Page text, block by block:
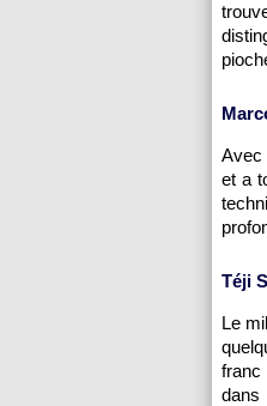
Avec
et a
Téji
Le
franc
dans